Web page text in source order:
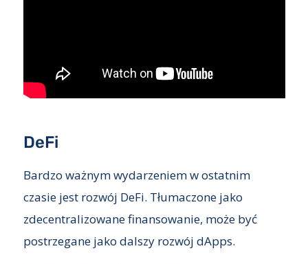
DeFi
Bardzo ważnym wydarzeniem w ostatnim
czasie jest rozwój DeFi. Tłumaczone jako
zdecentralizowane finansowanie, może być
postrzegane jako dalszy rozwój dApps.